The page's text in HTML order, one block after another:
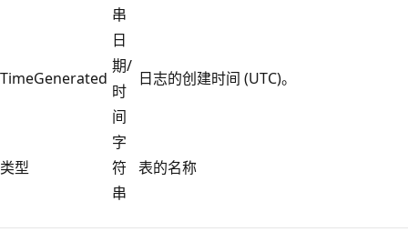
串
TimeGenerated
日
期/
时
间
日志的创建时间 (UTC)。
类型
字
符
串
表的名称